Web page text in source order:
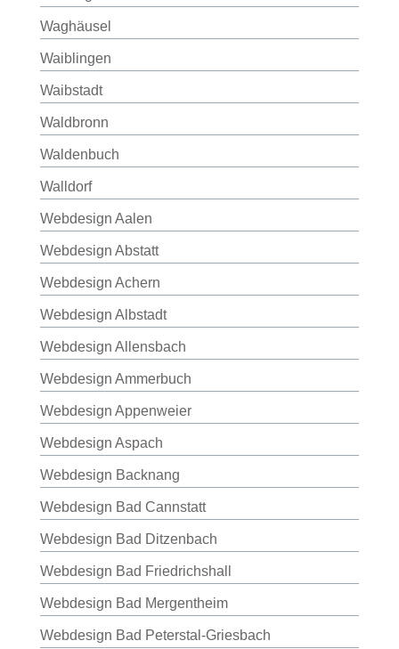
Waghäusel
Waiblingen
Waibstadt
Waldbronn
Waldenbuch
Walldorf
Webdesign Aalen
Webdesign Abstatt
Webdesign Achern
Webdesign Albstadt
Webdesign Allensbach
Webdesign Ammerbuch
Webdesign Appenweier
Webdesign Aspach
Webdesign Backnang
Webdesign Bad Cannstatt
Webdesign Bad Ditzenbach
Webdesign Bad Friedrichshall
Webdesign Bad Mergentheim
Webdesign Bad Peterstal-Griesbach